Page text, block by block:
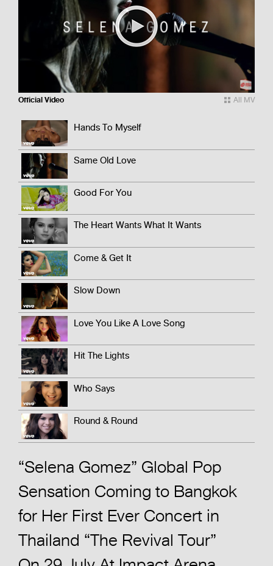
All MV
Hands To Myself
Same Old Love
Good For You
The Heart Wants What It Wants
Come & Get It
Slow Down
Love You Like A Love Song
Hit The Lights
Who Says
Round & Round
“Selena Gomez” Global Pop
Sensation Coming to Bangkok
for Her First Ever Concert in
Thailand “The Revival Tour”